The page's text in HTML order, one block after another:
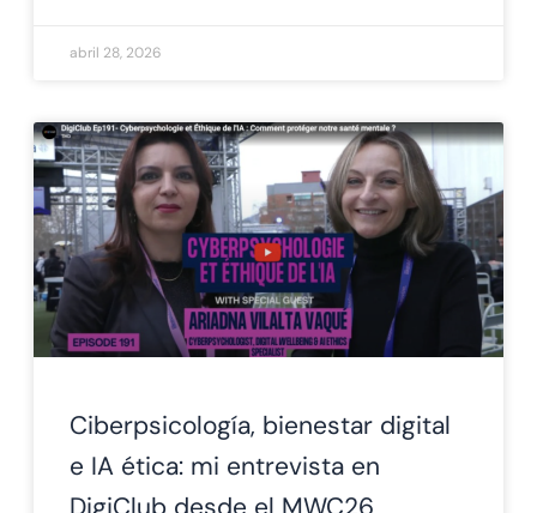
abril 28, 2026
Ciberpsicología, bienestar digital
e IA ética: mi entrevista en